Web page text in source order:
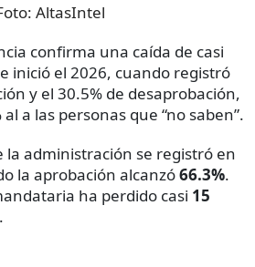
AltasIntel
confirma una caída de casi
inició el 2026, cuando registró
y el 30.5% de desaprobación,
a las personas que “no saben”.
la administración se registró en
la aprobación alcanzó66.3%.
ha perdido casi 15